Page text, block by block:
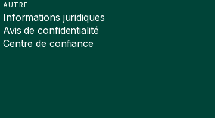
AUTRE
Informations juridiques
Avis de confidentialité
Centre de confiance